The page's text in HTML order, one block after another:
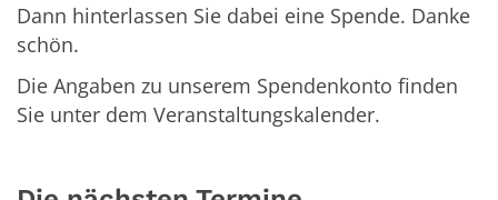
Dann hinterlassen Sie dabei eine Spende. Danke
schön.
Die Angaben zu unserem Spendenkonto finden
Sie unter dem Veranstaltungskalender.